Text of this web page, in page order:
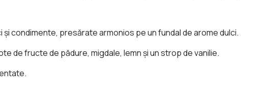
condimente, presărate armonios pe un fundal de arome dulci.
de fructe de pădure, migdale, lemn şi un strop de vanilie.